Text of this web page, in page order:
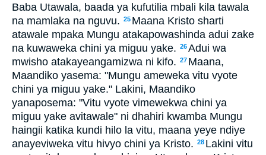
Baba Utawala, baada ya kufutilia mbali kila tawala
na mamlaka na nguvu. 25 Maana Kristo sharti
atawale mpaka Mungu atakapowashinda adui zake
na kuwaweka chini ya miguu yake. 26Adui wa
mwisho atakayeangamizwa ni kifo. 27 Maana,
Maandiko yasema: "Mungu ameweka vitu vyote
chini ya miguu yake." Lakini, Maandiko
yanaposema: "Vitu vyote vimewekwa chini ya
miguu yake avitawale" ni dhahiri kwamba Mungu
haingii katika kundi hilo la vitu, maana yeye ndiye
anayeviweka vitu hivyo chini ya Kristo. 28 Lakini vitu